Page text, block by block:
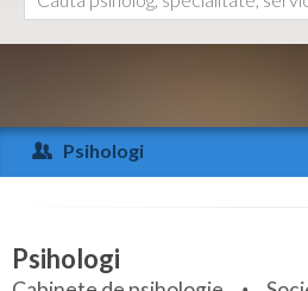
Arad
Arges
Bihor
Ajutor
Psihologi
Specialitati
Psihologi